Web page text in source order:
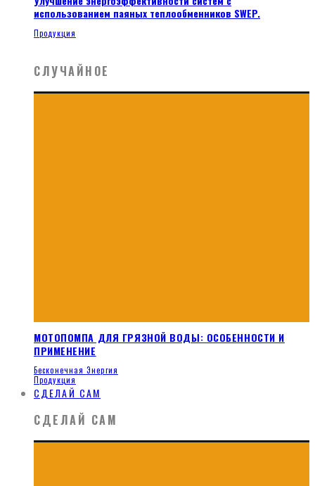
использованием паяных теплообменников SWEP.
Продукция
СЛУЧАЙНОЕ
МОТОПОМПА ДЛЯ ГРЯЗНОЙ ВОДЫ: ОСОБЕННОСТИ И
ПРИМЕНЕНИЕ
Бесконечная Энергия
Продукция
СДЕЛАЙ САМ
СДЕЛАЙ САМ